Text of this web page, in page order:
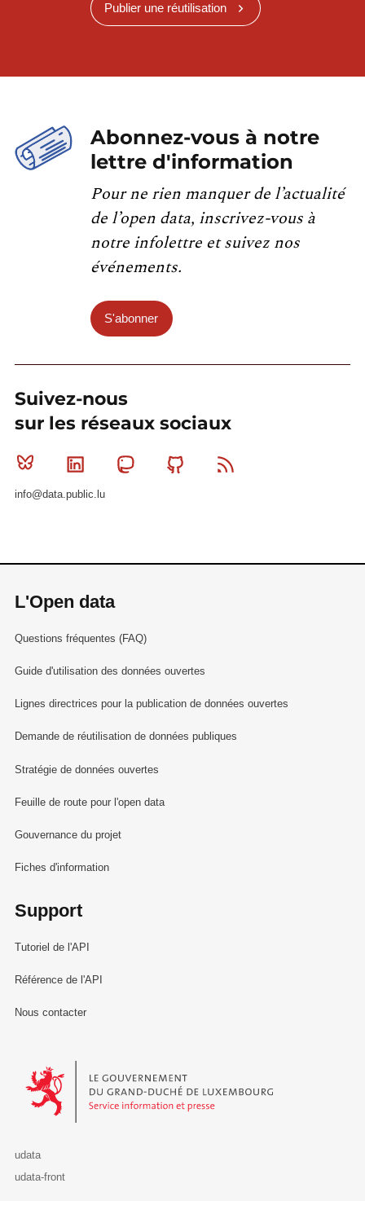
Publier une réutilisation
Abonnez-vous à notre
lettre d'information
Pour ne rien manquer de l’actualité
de l’open data, inscrivez-vous à
notre infolettre et suivez nos
événements.
S'abonner
Suivez-nous
sur les réseaux sociaux
Bluesky Linkedin MastodonGithub
info@data.public.lu
L'Open data
Questions fréquentes (FAQ)
Guide d'utilisation des données ouvertes
Lignes directrices pour la publication de données ouvertes
Demande de réutilisation de données publiques
Stratégie de données ouvertes
Feuille de route pour l'open data
Gouvernance du projet
Fiches d'information
Support
Tutoriel de l'API
Référence de l'API
Nous contacter
Le Gouvernement du Grand-Duché de Luxembourg - Service
udata
udata-front